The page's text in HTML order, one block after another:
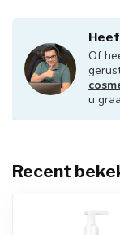
Of
u
Recent